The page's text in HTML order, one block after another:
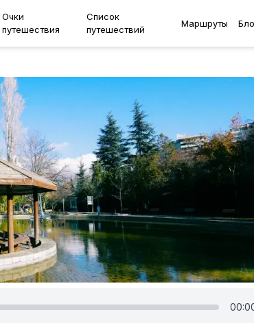
Очки
путешествия
Список
путешествий
Маршруты